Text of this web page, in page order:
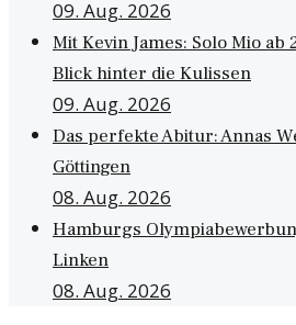
09. Aug. 2026
Mit Kevin James: Solo Mio ab
Blick hinter die Kulissen
09. Aug. 2026
Das perfekte Abitur: Annas
Göttingen
08. Aug. 2026
Hamburgs
Linken
08. Aug. 2026